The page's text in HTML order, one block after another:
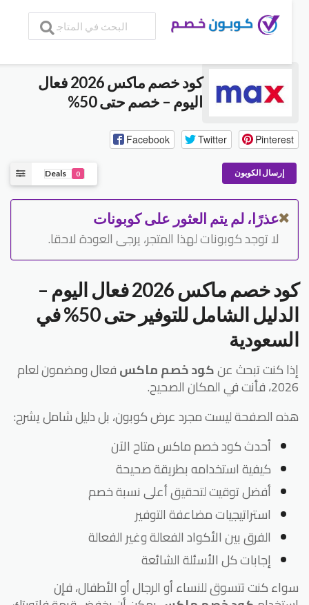
كود خصم ماكس 2026 فعال
اليوم – خصم حتى 50%
Facebook Twitter
Deals إرسال الكوبون
عذرًا، لم يتم العثور على كوبونات
لا توجد كوبونات لهذا المتجر، يرجى العودة لاحقا.
كود خصم ماكس 2026 فعال اليوم –
الدليل الشامل للتوفير حتى 50% في
كنت تبحث عنكود خصم ماكسفعال ومضمون لعام
المكان الصحيح.
الصفحة ليست مجرد عرض كوبون، بل دليل شامل يشرح:
أحدث كود خصم ماكس متاح الآن
كيفية استخدامه بطريقة صحيحة
أفضل توقيت لتحقيق أعلى نسبة خصم
استراتيجيات مضاعفة التوفير
الفرق بين الأكواد الفعالة وغير الفعالة
إجابات كل الأسئلة الشائعة
كنت تتسوق للنساء أو الرجال أو الأطفال، فإن